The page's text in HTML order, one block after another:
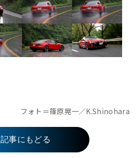
フォト＝篠原晃一／K.Shinohara
記事にもどる